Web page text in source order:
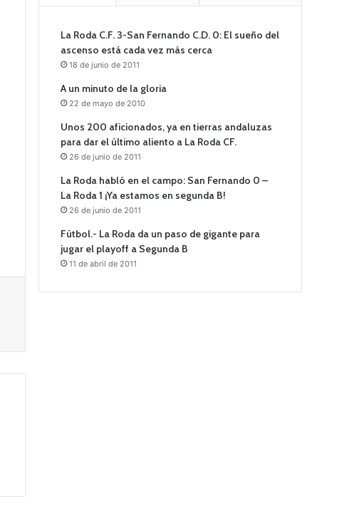
La Roda C.F. 3-San Fernando C.D. 0: El sueño del
ascenso está cada vez más cerca
18 de junio de 2011
A un minuto de la gloria
22 de mayo de 2010
Unos 200 aficionados, ya en tierras andaluzas
para dar el último aliento a La Roda CF.
26 de junio de 2011
La Roda habló en el campo: San Fernando 0 –
La Roda 1 ¡Ya estamos en segunda B!
26 de junio de 2011
Fútbol.- La Roda da un paso de gigante para
jugar el playoff a Segunda B
11 de abril de 2011